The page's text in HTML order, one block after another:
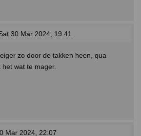
30 Mar 2024, 19:41
zo door de takken heen, qua
het wat te mager.
Mar 2024, 22:07